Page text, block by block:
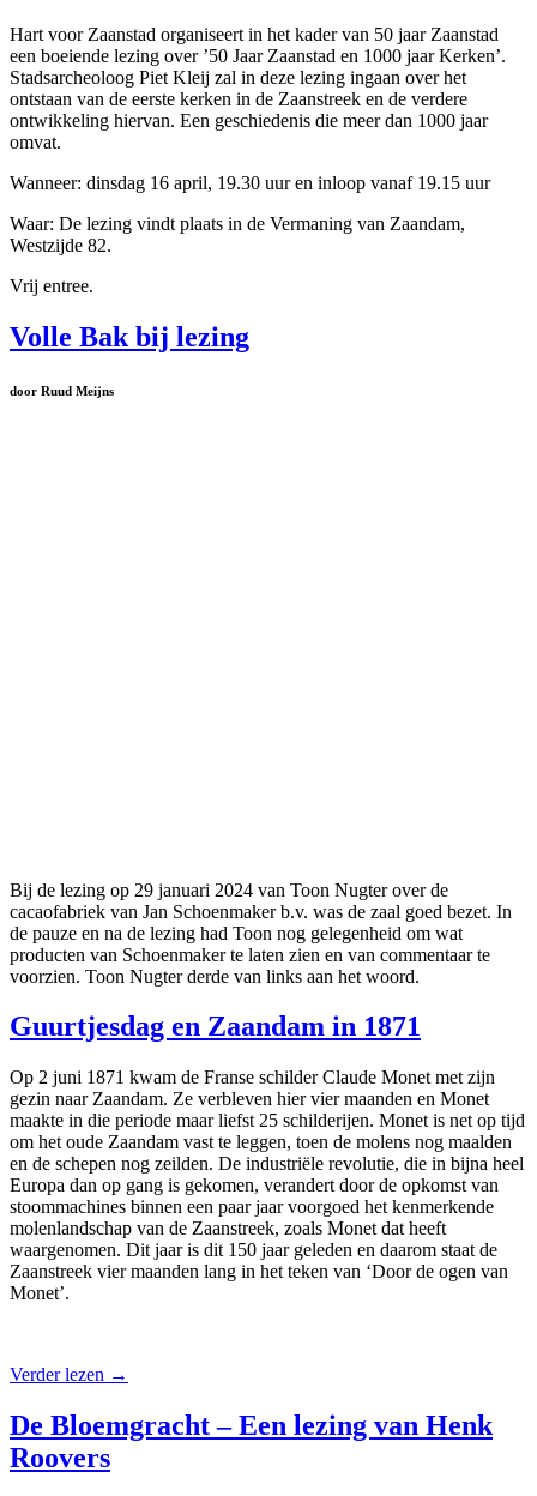
Hart voor Zaanstad organiseert in het kader van 50 jaar Zaanstad
een boeiende lezing over ’50 Jaar Zaanstad en 1000 jaar Kerken’.
Stadsarcheoloog Piet Kleij zal in deze lezing ingaan over het
ontstaan van de eerste kerken in de Zaanstreek en de verdere
ontwikkeling hiervan. Een geschiedenis die meer dan 1000 jaar
omvat.
Wanneer: dinsdag 16 april, 19.30 uur en inloop vanaf 19.15 uur
Waar: De lezing vindt plaats in de Vermaning van Zaandam,
Westzijde 82.
Vrij entree.
Volle Bak bij lezing
door Ruud Meijns
Bij de lezing op 29 januari 2024 van Toon Nugter over de
cacaofabriek van Jan Schoenmaker b.v. was de zaal goed bezet. In
de pauze en na de lezing had Toon nog gelegenheid om wat
producten van Schoenmaker te laten zien en van commentaar te
voorzien. Toon Nugter derde van links aan het woord.
Guurtjesdag en Zaandam in 1871
Op 2 juni 1871 kwam de Franse schilder Claude Monet met zijn
gezin naar Zaandam. Ze verbleven hier vier maanden en Monet
maakte in die periode maar liefst 25 schilderijen. Monet is net op tijd
om het oude Zaandam vast te leggen, toen de molens nog maalden
en de schepen nog zeilden. De industriële revolutie, die in bijna heel
Europa dan op gang is gekomen, verandert door de opkomst van
stoommachines binnen een paar jaar voorgoed het kenmerkende
molenlandschap van de Zaanstreek, zoals Monet dat heeft
waargenomen. Dit jaar is dit 150 jaar geleden en daarom staat de
Zaanstreek vier maanden lang in het teken van ‘Door de ogen van
Monet’.
Verder lezen →
De Bloemgracht – Een lezing van Henk
Roovers